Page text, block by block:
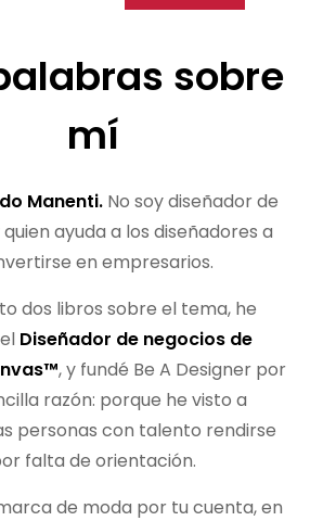
sobre
mí
Manenti. No soy diseñador de
ayuda a los diseñadores a
en empresarios.
dos libros sobre el tema, he
Diseñador de negocios de
, y fundé Be A Designer por
razón: porque he visto a
personas con talento rendirse
falta de orientación.
de moda por tu cuenta, en